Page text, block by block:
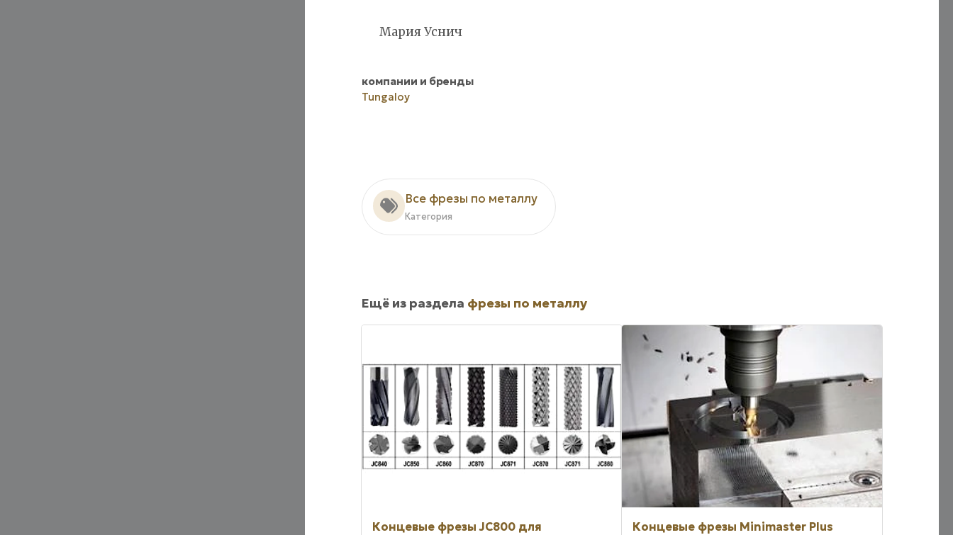
Мария Уснич
компании и бренды
Tungaloy
Все фрезы по металлу
Категория
Ещё из раздела фрезы по металлу
Концевые фрезы JC800 для
Концевые фрезы Minimaster Plus